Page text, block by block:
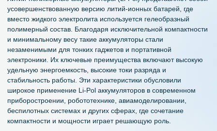
усовершенствованную версию литий-ионных батарей, где
вместо жидкого электролита используется гелеобразный
полимерный состав. Благодаря исключительной компактности
и минимальному весу такие аккумуляторы стали
незаменимыми для тонких гаджетов и портативной
электроники. Их ключевые преимущества включают высокую
удельную энергоемкость, высокие токи разряда и
стабильность работы. Эти характеристики обусловили
широкое применение Li-Pol аккумуляторов в современном
приборостроении, робототехнике, авиамоделировании,
беспилотных системах и других сферах, где сочетание
компактности и мощности играет решающую роль.